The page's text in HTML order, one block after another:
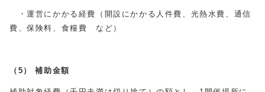
・運営にかかる経費（開設にかかる人件費、光熱水費、通信
費、保険料、食糧費 など）
（5）補助金額